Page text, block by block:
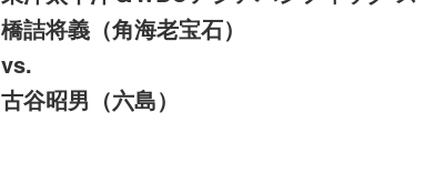
橋詰将義（角海老宝石）
vs.
古谷昭男（六島）